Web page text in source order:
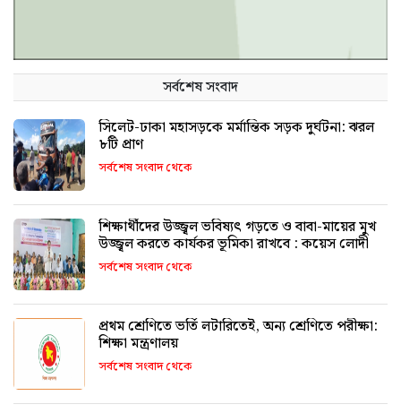
সর্বশেষ সংবাদ
সিলেট-ঢাকা মহাসড়কে মর্মান্তিক সড়ক দুর্ঘটনা: ঝরল
৮টি প্রাণ
সর্বশেষ সংবাদ থেকে
শিক্ষার্থীদের উজ্জ্বল ভবিষ্যৎ গড়তে ও বাবা-মায়ের মুখ
উজ্জ্বল করতে কার্যকর ভূমিকা রাখবে : কয়েস লোদী
সর্বশেষ সংবাদ থেকে
প্রথম শ্রেণিতে ভর্তি লটারিতেই, অন্য শ্রেণিতে পরীক্ষা:
শিক্ষা মন্ত্রণালয়
সর্বশেষ সংবাদ থেকে